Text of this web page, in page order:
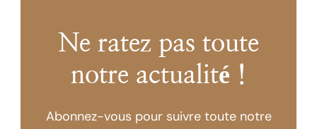
Ne ratez pas toute
notre actualité !
Abonnez-vous pour suivre toute notre